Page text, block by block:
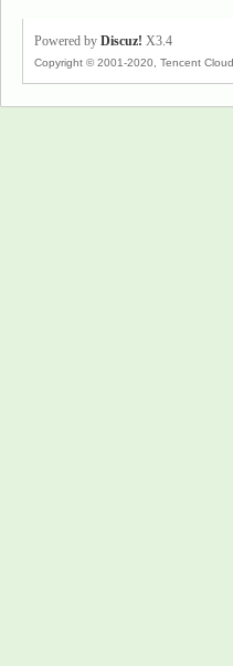
Powered by Discuz! X3.4
Copyright © 2001-2020, Tencent Cloud.